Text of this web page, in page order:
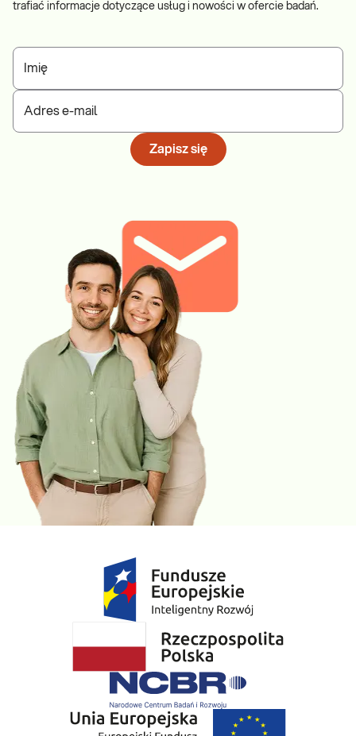
trafiać informacje dotyczące usług i nowości w ofercie badań.
Imię
Adres e-mail
Zapisz się